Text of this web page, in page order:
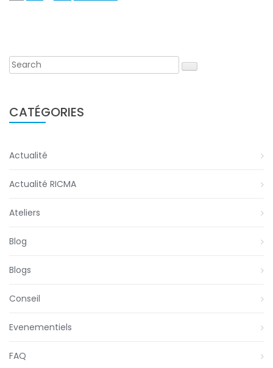
CATÉGORIES
Actualité
Actualité RICMA
Ateliers
Blog
Blogs
Conseil
Evenementiels
FAQ